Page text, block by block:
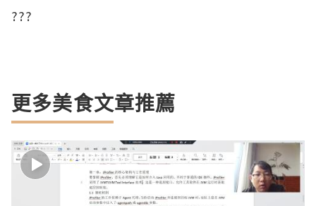
???
更多美食文章推薦